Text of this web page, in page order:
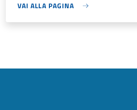
VAI ALLA PAGINA